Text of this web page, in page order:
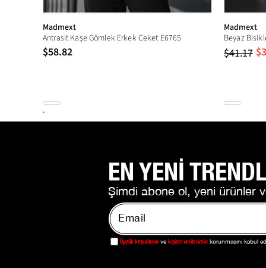
Madmext
Antrasit Kaşe Gömlek Erkek Ceket E6765
$58.82
Madmext
$41.17
.
EN YENİ
Şimdi abone ol, yeni ürünler
Üyelik koşullarını ve kişisel verilerimin korunmasını kabul